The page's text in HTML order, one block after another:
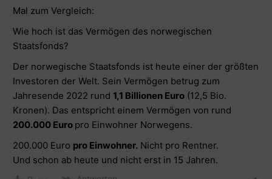
Mal zum Vergleich:
Wie hoch ist das Vermögen des norwegischen
Staatsfonds?
Der norwegische Staatsfonds ist heute einer der größten
Investoren der Welt. Sein Vermögen betrug zum
Jahresende 2022 rund 1,1 Billionen Euro (12,5 Bio.
Kronen). Das entspricht einem Vermögen von rund
200.000 Euro pro Einwohner Norwegens.
200.000 Euro pro Einwohner. Nicht pro Rentner.
Und schon ab heute und nicht erst in 15 Jahren.